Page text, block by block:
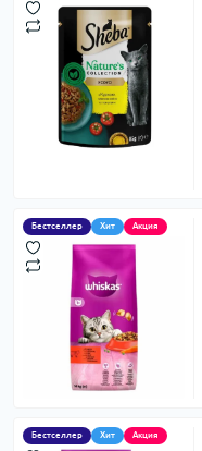
Бестселлер Хит Акция
Бестселлер Хит Акция